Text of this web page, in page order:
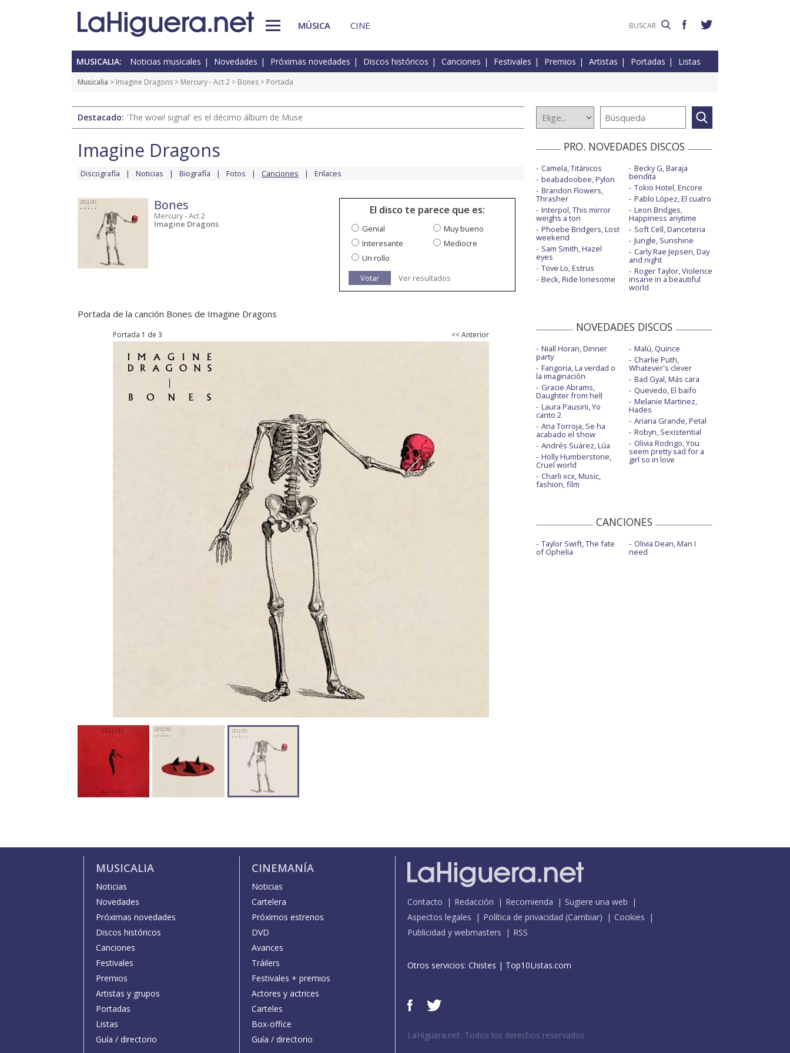
MÚSICA CINE
MUSICALIA: Noticias musicales Novedades Próximas novedades Discos históricos Canciones Festivales Premios Artistas Portadas Listas
Musicalia > Imagine Dragons > Mercury - Act 2 > Bones > Portada
Destacado: 'The wow! signal' es el décimo álbum de Muse
Imagine Dragons
Discografía Noticias Biografía Fotos Canciones Enlaces
Bones
Mercury - Act 2
Imagine Dragons
El disco te parece que es:
Genial
Muy bueno
Interesante
Mediocre
Un rollo
Votar
Ver resultados
Portada de la canción Bones de Imagine Dragons
Portada 1 de 3 << Anterior
PRO. NOVEDADES DISCOS
Camela, Titánicos
beabadoobee, Pylon
Brandon Flowers,
Thrasher
Interpol, This mirror
weighs a ton
Phoebe Bridgers, Lost
weekend
Sam Smith, Hazel
eyes
Tove Lo, Estrus
Beck, Ride lonesome
Becky G, Baraja
bendita
Tokio Hotel, Encore
Pablo López, El cuatro
Leon Bridges,
Happiness anytime
Soft Cell, Danceteria
Jungle, Sunshine
Carly Rae Jepsen, Day
and night
Roger Taylor, Violence
insane in a beautiful
world
NOVEDADES DISCOS
Niall Horan, Dinner
party
Fangoria, La verdad o
la imaginación
Gracie Abrams,
Daughter from hell
Laura Pausini, Yo
canto 2
Ana Torroja, Se ha
acabado el show
Andrés Suárez, Lúa
Holly Humberstone,
Cruel world
Charli xcx, Music,
fashion, film
Malú, Quince
Charlie Puth,
Whatever's clever
Bad Gyal, Más cara
Quevedo, El baifo
Melanie Martinez,
Hades
Ariana Grande, Petal
Robyn, Sexistential
Olivia Rodrigo, You
seem pretty sad for a
girl so in love
CANCIONES
Taylor Swift, The fate
of Ophelia
Olivia Dean, Man I
need
MUSICALIA
Noticias
Novedades
Próximas novedades
Discos históricos
Canciones
Festivales
Premios
Artistas y grupos
Portadas
Listas
Guía / directorio
CINEMANÍA
Noticias
Cartelera
Próximos estrenos
DVD
Avances
Tráilers
Festivales + premios
Actores y actrices
Carteles
Box-office
Guía / directorio
Contacto Redacción Recomienda
Sugiere una web
Aspectos legales
Política de privacidad (Cambiar)
Cookies
Publicidad y webmasters
RSS
Otros servicios: Chistes | Top10Listas.com
LaHiguera.net. Todos los derechos reservados